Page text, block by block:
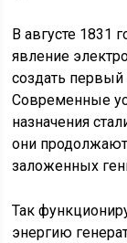
В августе 1831
явление
создать первый
Современные
назначения
они
заложенных
Так
энергию